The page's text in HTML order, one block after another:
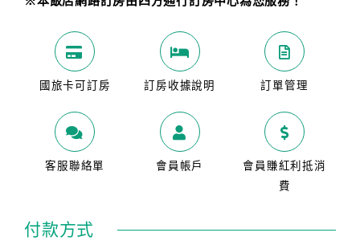
國旅卡可訂房 訂房收據說明 訂單管理
客服聯絡單 會員帳戶
會員賺紅利抵消
費
付款方式